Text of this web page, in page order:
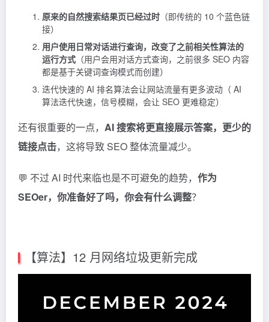
原来的自然搜索结果页已经过时 （即传统的 10 个蓝色链
接）
用户使用日常对话进行查询，改变了之前相关性算法的
运行方式 （用户会用对话方式查询，之前很多 SEO 内容
都是基于关键词查询模式而创建）
迭代快速的 AI 排名算法会让网站流量有更多波动（ AI
算法迭代快速，信号模糊，会让 SEO 更难稳定）
还有很重要的一点， AI 搜索将更直接展示答案，更少的
链接点击，这将导致 SEO 整体流量减少。
💬 不过 AI 时代来临也是不可避免的趋势， 作为
SEOer，你准备好了吗，你会有什么调整？
【算法】12 月网络垃圾更新完成